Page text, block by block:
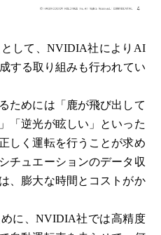
して、NVIDIA社によりAI
する取り組みも行われてい
ためには「鹿が飛び出して
「逆光が眩しい」といった
しく運転を行うことが求め
チュエーションのデータ収
、膨大な時間とコストがか
に、NVIDIA社では高精度